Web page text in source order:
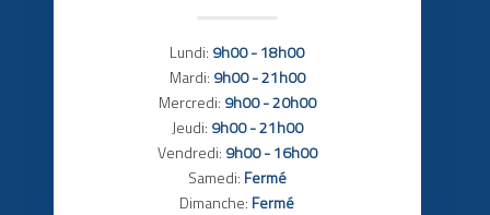
Lundi: 9h00 - 18h00
Mardi: 9h00 - 21h00
Mercredi: 9h00 - 20h00
Jeudi: 9h00 - 21h00
Vendredi: 9h00 - 16h00
Samedi: Fermé
Dimanche: Fermé